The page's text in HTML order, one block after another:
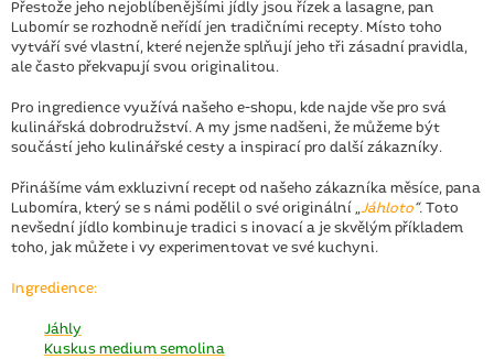
Přestože jeho nejoblíbenějšími jídly jsou řízek a lasagne, pan
Lubomír se rozhodně neřídí jen tradičními recepty. Místo toho
vytváří své vlastní, které nejenže splňují jeho tři zásadní pravidla,
ale často překvapují svou originalitou.
Pro ingredience využívá našeho e-shopu, kde najde vše pro svá
kulinářská dobrodružství. A my jsme nadšeni, že můžeme být
součástí jeho kulinářské cesty a inspirací pro další zákazníky.
Přinášíme vám exkluzivní recept od našeho zákazníka měsíce, pana
Lubomíra, který se s námi podělil o své originální „Jáhloto“. Toto
nevšední jídlo kombinuje tradici s inovací a je skvělým příkladem
toho, jak můžete i vy experimentovat ve své kuchyni.
Ingredience:
Jáhly
Kuskus medium semolina